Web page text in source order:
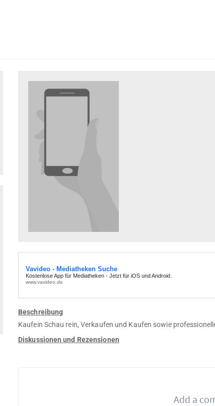
Beschreibung
Kaufein Schau rein, Verkaufen und Kaufen sowie
Diskussionen und Rezensionen